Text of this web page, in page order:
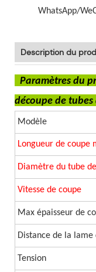
WhatsApp/
Description du
Paramètres du
découpe de
Modèle
Longueur de coupe
Diamètre du tube
Vitesse de coupe
Max épaisseur de
Distance de la lame
Tension